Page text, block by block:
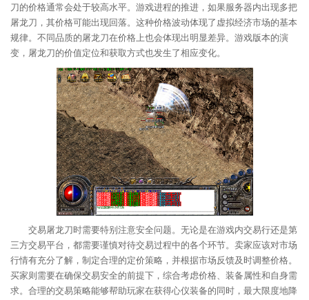
刀的价格通常会处于较高水平。游戏进程的推进，如果服务器内出现多把
屠龙刀，其价格可能出现回落。这种价格波动体现了虚拟经济市场的基本
规律。不同品质的屠龙刀在价格上也会体现出明显差异。游戏版本的演
变，屠龙刀的价值定位和获取方式也发生了相应变化。
交易屠龙刀时需要特别注意安全问题。无论是在游戏内交易行还是第
三方交易平台，都需要谨慎对待交易过程中的各个环节。卖家应该对市场
行情有充分了解，制定合理的定价策略，并根据市场反馈及时调整价格。
买家则需要在确保交易安全的前提下，综合考虑价格、装备属性和自身需
求。合理的交易策略能够帮助玩家在获得心仪装备的同时，最大限度地降